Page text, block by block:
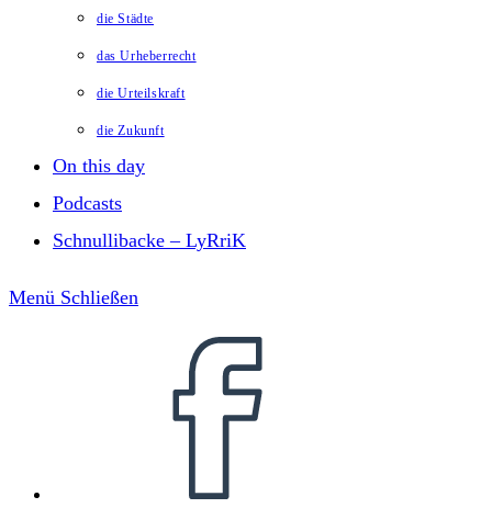
die Städte
das Urheberrecht
die Urteilskraft
die Zukunft
On this day
Podcasts
Schnullibacke – LyRriK
Menü Schließen